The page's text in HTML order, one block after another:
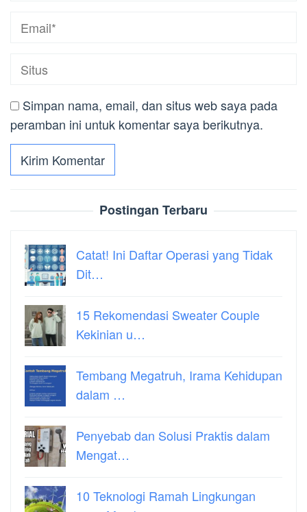
Simpan nama, email, dan situs web saya pada
peramban ini untuk komentar saya berikutnya.
Postingan Terbaru
Catat! Ini Daftar Operasi yang Tidak
Dit…
15 Rekomendasi Sweater Couple
Kekinian u…
Tembang Megatruh, Irama Kehidupan
dalam …
Penyebab dan Solusi Praktis dalam
Mengat…
10 Teknologi Ramah Lingkungan